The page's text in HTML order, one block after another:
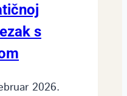
s
2026.